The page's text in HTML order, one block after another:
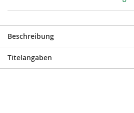
Beschreibung
Titelangaben